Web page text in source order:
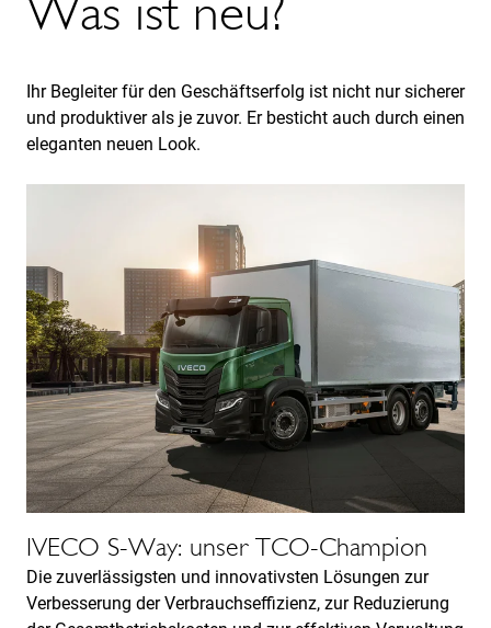
Was ist neu?
Ihr Begleiter für den Geschäftserfolg ist nicht nur sicherer
und produktiver als je zuvor. Er besticht auch durch einen
eleganten neuen Look.
IVECO S-Way: unser TCO-Champion
Die zuverlässigsten und innovativsten Lösungen zur
Verbesserung der Verbrauchseffizienz, zur Reduzierung